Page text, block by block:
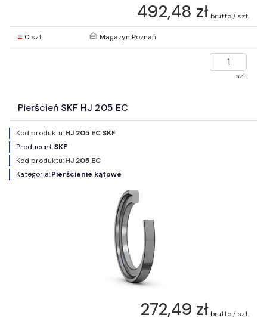
492,48 zł brutto / szt.
0 szt. Magazyn Poznań
szt.
Pierścień SKF HJ 205 EC
Kod produktu:HJ 205 EC SKF
Producent:SKF
Kod produktu:HJ 205 EC
Kategoria:Pierścienie kątowe
272,49 zł brutto / szt.